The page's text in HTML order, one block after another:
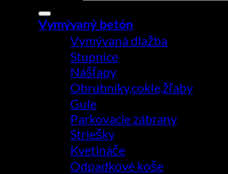
Vymývaný betón
Vymývaná dlažba
Stupnice
Nášľapy
Obrubníky,cokle,žľaby
Gule
Parkovacie zábrany
Striešky
Kvetináče
Odpadkové koše